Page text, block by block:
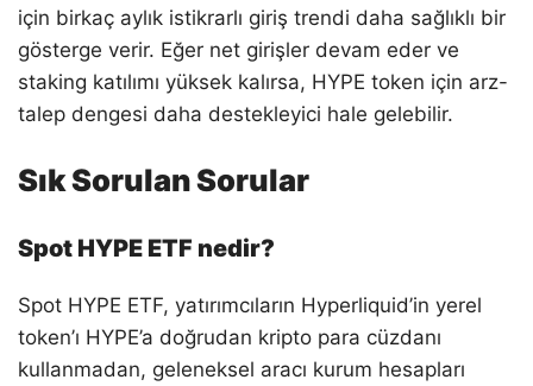
için birkaç aylık istikrarlı giriş trendi daha sağlıklı bir
gösterge verir. Eğer net girişler devam eder ve
staking katılımı yüksek kalırsa, HYPE token için arz-
talep dengesi daha destekleyici hale gelebilir.
Sık Sorulan Sorular
Spot HYPE ETF nedir?
Spot HYPE ETF, yatırımcıların Hyperliquid’in yerel
token’ı HYPE’a doğrudan kripto para cüzdanı
kullanmadan, geleneksel aracı kurum hesapları